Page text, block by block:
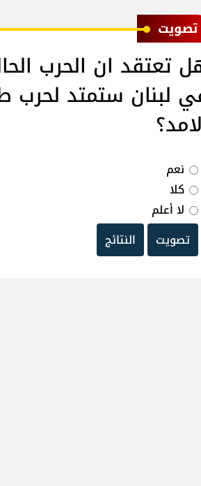
ﺗﺼﻮﻳﺖ
تعتقد ان الحرب
لبنان ستمتد لحرب
نعم
كلا
لا أعلم
تصويت
النتائج